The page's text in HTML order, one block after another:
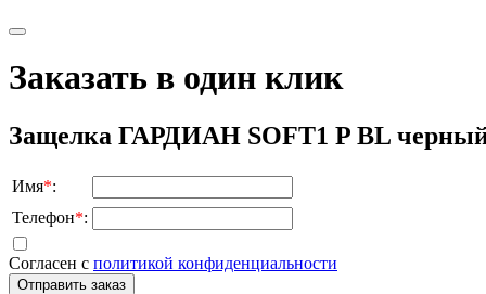
Заказать в один клик
Защелка ГАРДИАН SOFT1 P BL
Имя*:
Телефон*:
Согласен с политикой конфиденциальности
Отправить заказ